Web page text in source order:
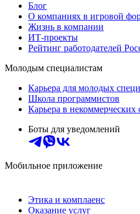
Блог
О компаниях в игровой
Жизнь в компании
ИТ-проекты
Рейтинг работодателей
Молодым специалистам
Карьера для молодых
Школа программистов
Карьера в некоммерческих
Боты для уведомлений
Мобильное приложение
Этика и комплаенс
Оказание услуг